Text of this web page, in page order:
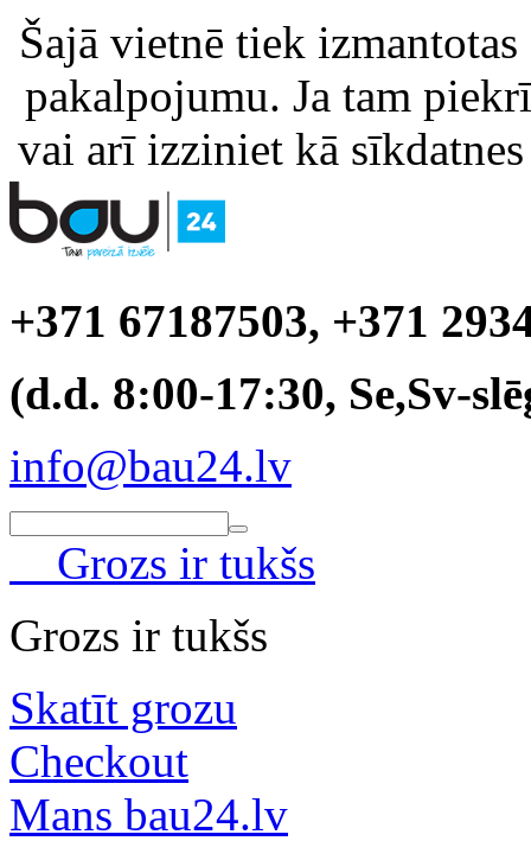
Šajā vietnē tiek
pakalpojumu. Ja tam
vai arī izziniet kā
+371 67187503, +371
(d.d. 8:00-17:30, Se,Sv-
info@bau24.lv
Grozs ir tukšs
Grozs ir tukšs
Skatīt grozu
Checkout
Mans bau24.lv